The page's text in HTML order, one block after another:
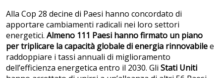
Alla Cop 28 decine di Paesi hanno concordato di
apportare cambiamenti radicali nei loro settori
energetici. Almeno 111 Paesi hanno firmato un piano
per triplicare la capacità globale di energia rinnovabilee
raddoppiare i tassi annuali di miglioramento
dell’efficienza energetica entro il 2030. Gli Stati Uniti